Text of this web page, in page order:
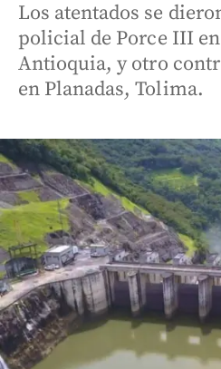
Los atentados se
policial de Porce III
Antioquia, y otro
en Planadas, Tolima.